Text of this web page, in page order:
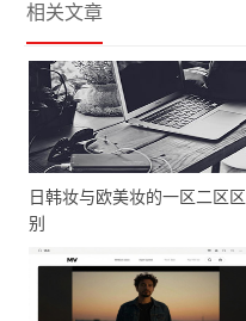
相关文章
日韩妆与欧美妆的一区二区区
别